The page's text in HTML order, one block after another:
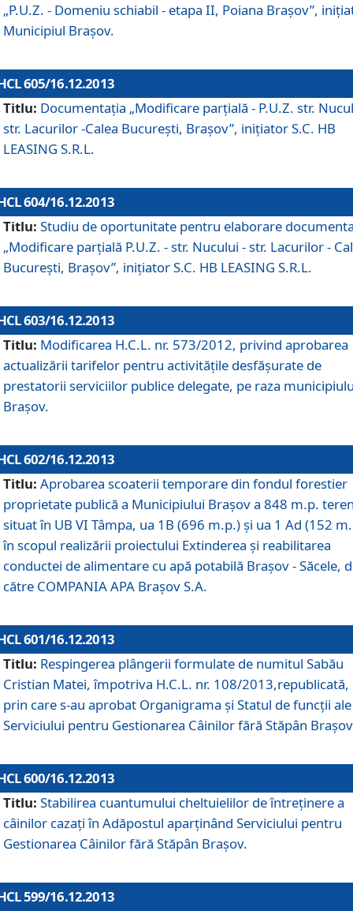
„P.U.Z. - Domeniu schiabil - etapa II, Poiana Braşov”,
Municipiul Braşov.
605/16.12.2013
Titlu: Documentaţia „Modificare parţială - P.U.Z. str.
str. Lacurilor -Calea Bucureşti, Braşov”, iniţiator S.C. HB
LEASING S.R.L.
604/16.12.2013
Titlu: Studiu de oportunitate pentru elaborare
„Modificare parţială P.U.Z. - str. Nucului - str. Lacurilor -
Bucureşti, Braşov”, iniţiator S.C. HB LEASING S.R.L.
603/16.12.2013
Titlu: Modificarea H.C.L. nr. 573/2012, privind aprobarea
actualizării tarifelor pentru activităţile desfăşurate de
prestatorii serviciilor publice delegate, pe raza
Braşov.
602/16.12.2013
Titlu: Aprobarea scoaterii temporare din fondul forestier
proprietate publică a Municipiului Braşov a 848 m.p.
situat în UB VI Tâmpa, ua 1B (696 m.p.) şi ua 1 Ad (152
în scopul realizării proiectului Extinderea şi reabilitarea
conductei de alimentare cu apă potabilă Braşov - Săcele,
către COMPANIA APA Braşov S.A.
601/16.12.2013
Titlu: Respingerea plângerii formulate de numitul Sabău
Cristian Matei, împotriva H.C.L. nr. 108/2013,republicată,
prin care s-au aprobat Organigrama şi Statul de funcţii ale
Serviciului pentru Gestionarea Câinilor fără Stăpân
600/16.12.2013
Titlu: Stabilirea cuantumului cheltuielilor de întreţinere a
câinilor cazaţi în Adăpostul aparţinând Serviciului pentru
Gestionarea Câinilor fără Stăpân Braşov.
599/16.12.2013